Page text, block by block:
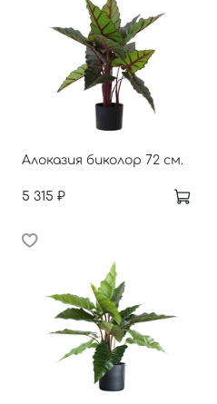
Алоказия биколор 72 см.
5 315 ₽